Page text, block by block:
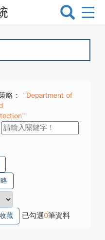
選
換
略：
"Department of
收藏 已勾選0筆資料